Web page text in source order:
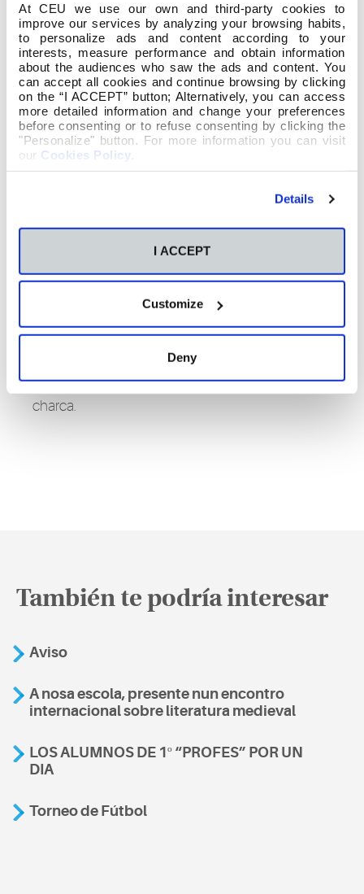
At CEU we use our own and third-party cookies to
improve our services by analyzing your browsing habits,
to personalize ads and content according to your
interests, measure performance and obtain information
about the audiences who saw the ads and content. You
can accept all cookies and continue browsing by clicking
on the “I ACCEPT” button; Alternatively, you can access
more detailed information and change your preferences
before consenting or to refuse consenting by clicking the
"Personalize" button. For more information you can visit
our Cookies Policy
Details
I ACCEPT
Customize
Deny
Este martes 26 de novembro, o alumnado e o
persoal docente e non docente da Escola
tivemos a sorte de que a escritora Paula
Un conto sobre como contar contos. Así, ao longo
fundamentais da narración oral para a
continuación, expoñer distintas estratexias para
captar e manter a atención dos nenos. Para
rematar, como un exemplo práctico, Paula
participou. Seguro que xamais esqueceremos
que, como o Sapiño do conto, todos temos unha
charca.
También te podría interesar
Aviso
A nosa escola, presente nun encontro
internacional sobre literatura medieval
LOS ALUMNOS DE 1º “PROFES” POR UN
DIA
Torneo de Fútbol